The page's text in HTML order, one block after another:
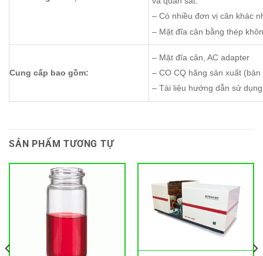
– Có nhiều đơn vị cân khác
– Mặt đĩa cân bằng thép
Cung cấp bao gồm:
– Mặt đĩa cân, AC adapter
– CO CQ hãng sản xuất (bản
– Tài liệu hướng dẫn sử
SẢN PHẨM TƯƠNG TỰ